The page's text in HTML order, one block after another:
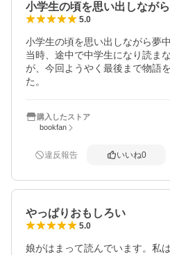
小学生の頃を思い出しなが
5.0
小学生の頃を思い出しながら夢
当時、途中で中学生になり読ま
が、今回ようやく最後まで物語
た。
購入したストア
bookfan
違反報告 いいね0
やっぱりおもしろい
5.0
娘がはまって読んでいます。私